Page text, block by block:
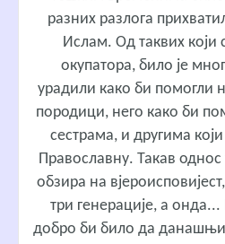
разних разлога
Ислам. Од таквих који
окупатора, било је
урадили како би помогли
породици, него како би
сестрама, и другима
Православну. Такав
обзира на
три генерације, а
добро би било да данашњи